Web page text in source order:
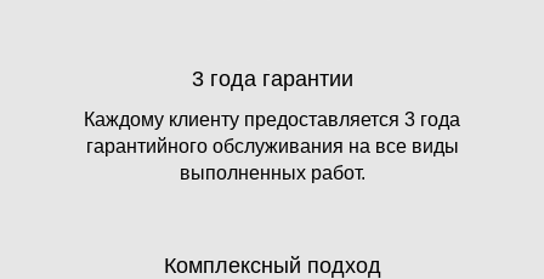
3 года гарантии
Каждому клиенту предоставляется 3 года
гарантийного обслуживания на все виды
выполненных работ.
Комплексный подход